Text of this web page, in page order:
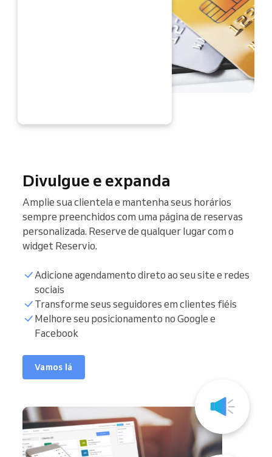
Divulgue e expanda
Amplie sua clientela e mantenha seus horários
sempre preenchidos com uma página de reservas
personalizada. Reserve de qualquer lugar com o
widget Reservio.
Adicione agendamento direto ao seu site e redes
sociais
Transforme seus seguidores em clientes fiéis
Melhore seu posicionamento no Google e
Facebook
Vamos lá